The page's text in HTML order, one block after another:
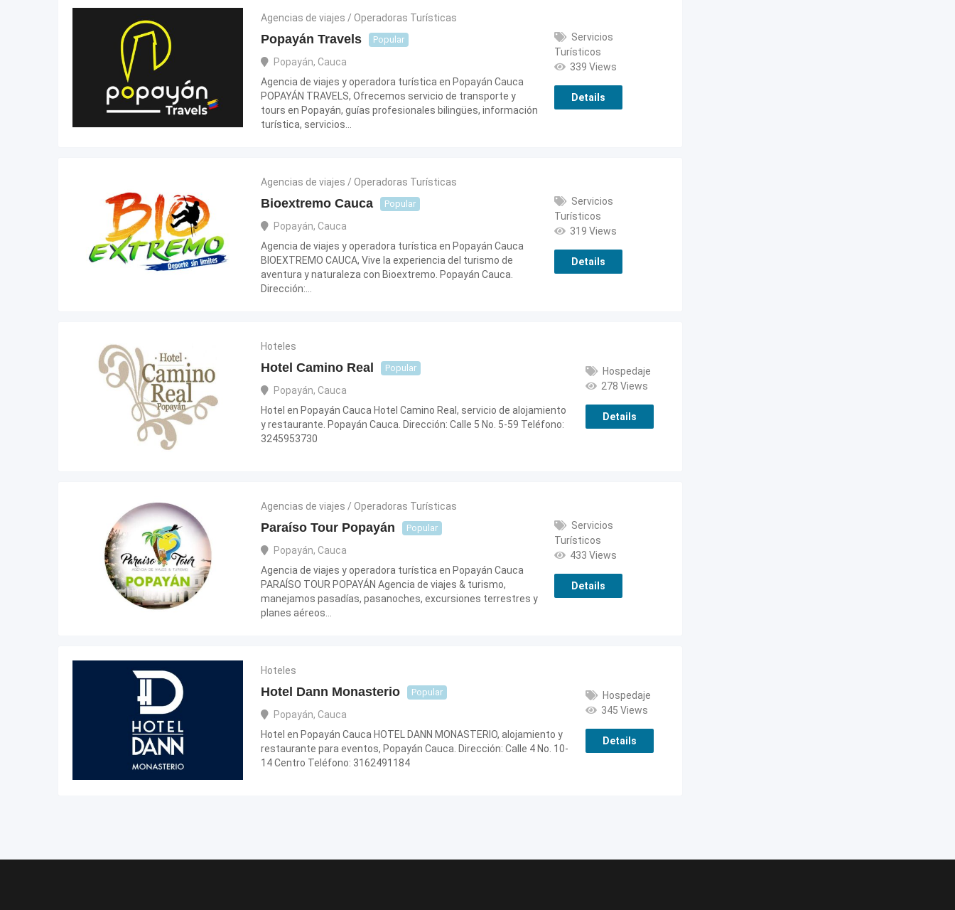
Agencias de viajes / Operadoras Turísticas
Popayán Travels Popular
Popayán, Cauca
Agencia de viajes y operadora turística en Popayán Cauca
POPAYÁN TRAVELS, Ofrecemos servicio de transporte y
tours en Popayán, guías profesionales bilingües, información
turística, servicios…
Servicios
Turísticos
339 Views
Details
Agencias de viajes / Operadoras Turísticas
Bioextremo Cauca Popular
Popayán, Cauca
Agencia de viajes y operadora turística en Popayán Cauca
BIOEXTREMO CAUCA, Vive la experiencia del turismo de
aventura y naturaleza con Bioextremo. Popayán Cauca.
Dirección:…
Servicios
Turísticos
319 Views
Details
Hoteles
Hotel Camino Real Popular
Popayán, Cauca
Hotel en Popayán Cauca Hotel Camino Real, servicio de alojamiento
y restaurante. Popayán Cauca. Dirección: Calle 5 No. 5-59 Teléfono:
3245953730
Hospedaje
278 Views
Details
Agencias de viajes / Operadoras Turísticas
Paraíso Tour Popayán Popular
Popayán, Cauca
Agencia de viajes y operadora turística en Popayán Cauca
PARAÍSO TOUR POPAYÁN Agencia de viajes & turismo,
manejamos pasadías, pasanoches, excursiones terrestres y
planes aéreos…
Servicios
Turísticos
433 Views
Details
Hoteles
Hotel Dann Monasterio Popular
Popayán, Cauca
Hotel en Popayán Cauca HOTEL DANN MONASTERIO, alojamiento y
restaurante para eventos, Popayán Cauca. Dirección: Calle 4 No. 10-
14 Centro Teléfono: 3162491184
Hospedaje
345 Views
Details